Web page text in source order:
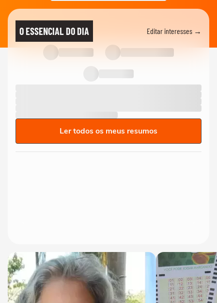
O ESSENCIAL DO DIA Editar interesses →
Ler todos os meus resumos